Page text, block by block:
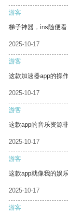
游客
梯子神器，ins随便看
2025-10-17
游客
这款加速器app的操
2025-10-17
游客
这款app的音乐资源
2025-10-17
游客
这款app就像我的娱
2025-10-17
游客